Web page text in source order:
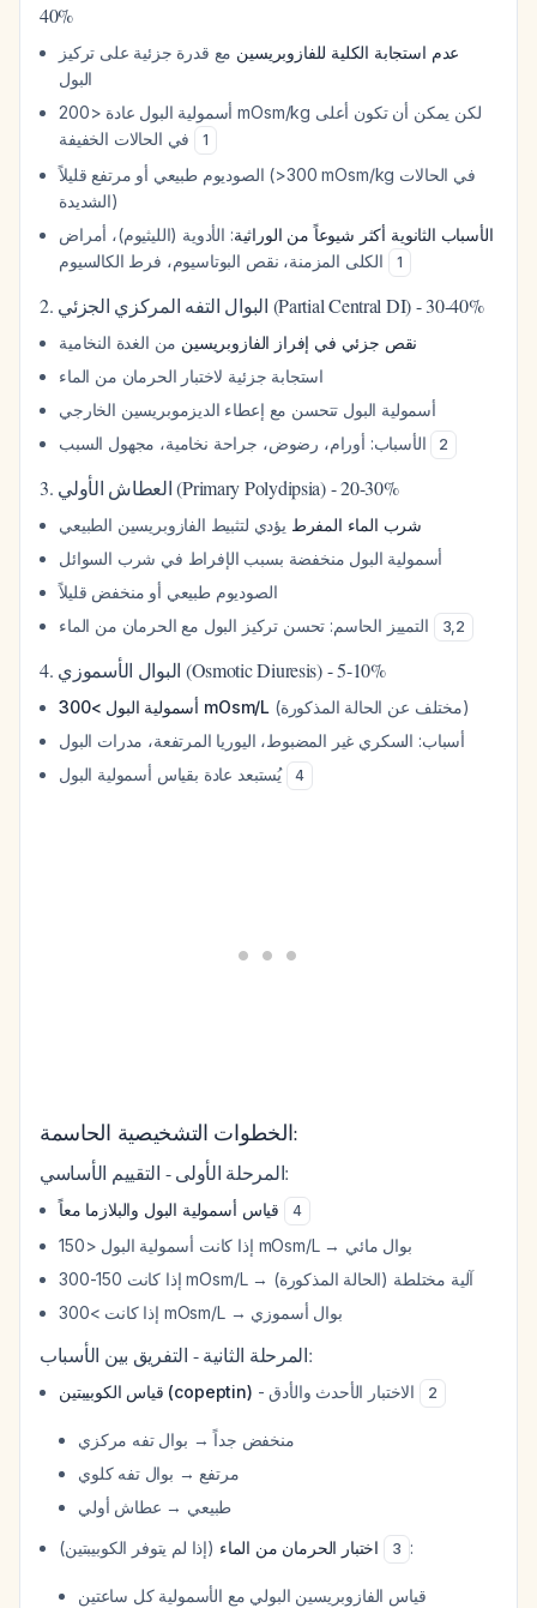
40%
عدم استجابة الكلية للفازوبريسين مع قدرة جزئية على تركيز
البول
أسمولية البول عادة <200 mOsm/kg لكن يمكن أن تكون أعلى
1
الصوديوم طبيعي أو مرتفع قليلاً (>300 mOsm/kg في الحالات
الشديدة)
الأسباب الثانوية أكثر شيوعاً من الوراثية: الأدوية (الليثيوم)، أمراض
1
2. البوال التفه المركزي الجزئي (Partial Central DI) - 30-40%
نقص جزئي في إفراز الفازوبريسين من الغدة النخامية
استجابة جزئية لاختبار الحرمان من الماء
أسمولية البول تتحسن مع إعطاء الديزموبريسين الخارجي
2
3. العطاش الأولي (Primary Polydipsia) - 20-30%
شرب الماء المفرط يؤدي لتثبيط الفازوبريسين الطبيعي
أسمولية البول منخفضة بسبب الإفراط في شرب السوائل
الصوديوم طبيعي أو منخفض قليلاً
3,2
4. البوال الأسموزي (Osmotic Diuresis) - 5-10%
أسمولية البول >300 mOsm/L
(مختلف عن الحالة المذكورة)
أسباب: السكري غير المضبوط، اليوريا المرتفعة، مدرات البول
يُستبعد عادة بقياس أسمولية البول
4
الخطوات التشخيصية الحاسمة:
المرحلة الأولى - التقييم الأساسي:
قياس أسمولية البول والبلازما معاً 4
إذا كانت أسمولية البول <150 mOsm/L → بوال مائي
إذا كانت 150-300 mOsm/L → آلية مختلطة (الحالة المذكورة)
إذا كانت >300 mOsm/L → بوال أسموزي
المرحلة الثانية - التفريق بين الأسباب:
قياس الكوبيبتين (copeptin) 2
منخفض جداً → بوال تفه مركزي
مرتفع → بوال تفه كلوي
طبيعي → عطاش أولي
اختبار الحرمان من الماء
3 :
قياس الفازوبريسين البولي مع الأسمولية كل ساعتين